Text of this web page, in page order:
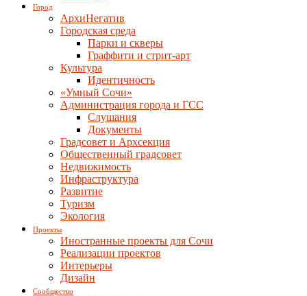
Город
АрхиНегатив
Городская среда
Парки и скверы
Граффити и стрит-арт
Культура
Идентичность
«Умный Сочи»
Администрация города и ГСС
Слушания
Документы
Градсовет и Архсекция
Общественный градсовет
Недвижимость
Инфраструктура
Развитие
Туризм
Экология
Проекты
Иностранные проекты для Сочи
Реализации проектов
Интерьеры
Дизайн
Сообщество